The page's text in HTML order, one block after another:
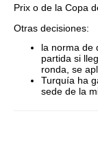
Prix o de la Copa
Otras decisiones:
la norma de
partida si
ronda, se
Turquía ha
sede de la